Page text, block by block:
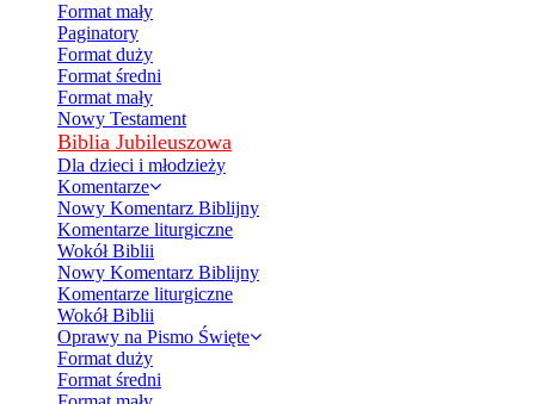
Format mały
Paginatory
Format duży
Format średni
Format mały
Nowy Testament
Biblia Jubileuszowa
Dla dzieci i młodzieży
Komentarze
Nowy Komentarz Biblijny
Komentarze liturgiczne
Wokół Biblii
Nowy Komentarz Biblijny
Komentarze liturgiczne
Wokół Biblii
Oprawy na Pismo Święte
Format duży
Format średni